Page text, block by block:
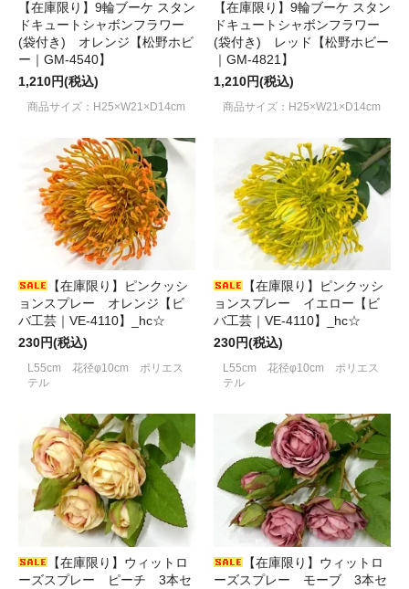
【在庫限り】9輪ブーケ スタン
ドキュートシャボンフラワー
(袋付き) オレンジ【松野ホビ
ー｜GM-4540】
1,210円(税込)
商品サイズ：H25×W21×D14cm
【在庫限り】9輪ブーケ スタン
ドキュートシャボンフラワー
(袋付き) レッド【松野ホビー
｜GM-4821】
1,210円(税込)
商品サイズ：H25×W21×D14cm
【在庫限り】ピンクッシ
ョンスプレー オレンジ【ビ
バ工芸｜VE-4110】_hc☆
230円(税込)
L55cm 花径φ10cm ポリエス
テル
【在庫限り】ピンクッシ
ョンスプレー イエロー【ビ
バ工芸｜VE-4110】_hc☆
230円(税込)
L55cm 花径φ10cm ポリエス
テル
【在庫限り】ウィットロ
ーズスプレー ピーチ 3本セ
【在庫限り】ウィットロ
ーズスプレー モーブ 3本セ